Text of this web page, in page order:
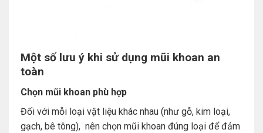
Một số lưu ý khi sử dụng mũi khoan an
toàn
Chọn mũi khoan phù hợp
Đối với mỗi loại vật liệu khác nhau (như gỗ, kim loại,
gạch, bê tông), nên chọn mũi khoan đúng loại để đảm